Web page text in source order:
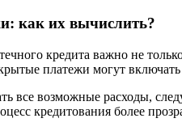
как их вычислить?
кредита важно не
платежи могут
все возможные расходы,
кредитования более